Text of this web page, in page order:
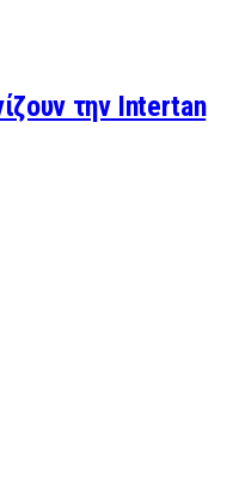
την Intertan